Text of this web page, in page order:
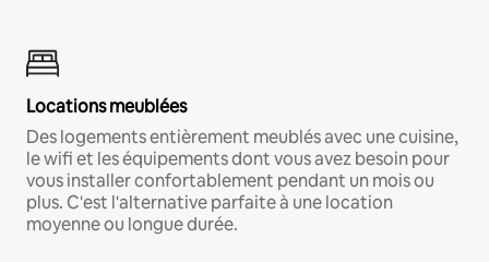
Locations meublées
Des logements entièrement meublés avec une cuisine,
le wifi et les équipements dont vous avez besoin pour
vous installer confortablement pendant un mois ou
plus. C'est l'alternative parfaite à une location
moyenne ou longue durée.